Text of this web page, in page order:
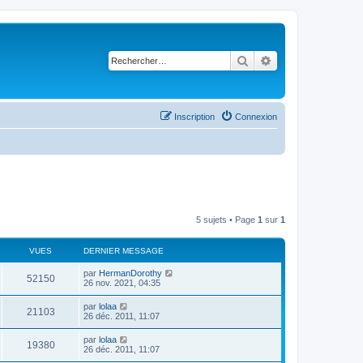
Rechercher
Connexion
Inscription
5 sujets • Page 1 sur 1
VUES DERNIER MESSAGE
52150 par HermanDorothy
26 nov. 2021, 04:35
21103 par lolaa
26 déc. 2011, 11:07
19380 par lolaa
26 déc. 2011, 11:07